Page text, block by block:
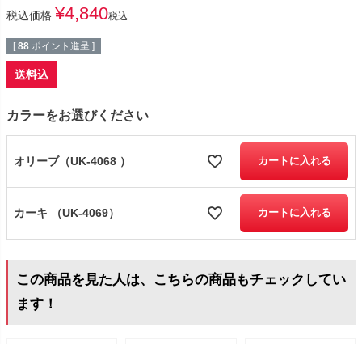
税込価格 ¥4,840税込
[ 88 ポイント進呈 ]
送料込
カラーをお選びください
オリーブ（UK-4068 ） カートに入れる
カーキ （UK-4069） カートに入れる
この商品を見た人は、こちらの商品もチェックしてい
ます！